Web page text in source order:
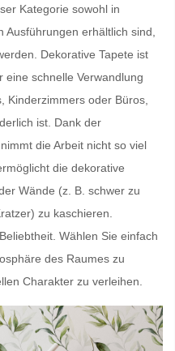
Kategorie sowohl in
Ausführungen erhältlich sind,
Dekorative Tapete ist
schnelle Verwandlung
Kinderzimmers oder Büros,
ist. Dank der
die Arbeit nicht so viel
die dekorative
Wände (z. B. schwer zu
zu kaschieren.
Wählen Sie einfach
des Raumes zu
Charakter zu verleihen.